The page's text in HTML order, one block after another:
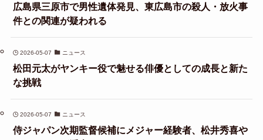
広島県三原市で男性遺体発見、東広島市の殺人・放火事
件との関連が疑われる
2026-05-07 ニュース
松田元太がヤンキー役で魅せる俳優としての成長と新た
な挑戦
2026-05-07 ニュース
侍ジャパン次期監督候補にメジャー経験者、松井秀喜や